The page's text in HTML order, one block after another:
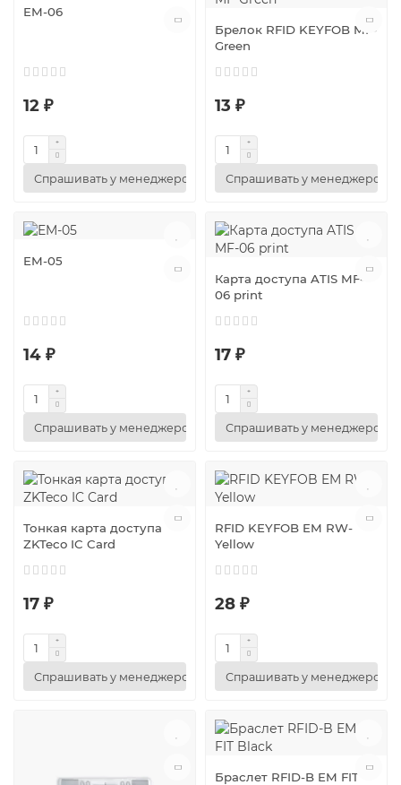
EM-06
12 ₽
Спрашивать у менеджеров
Брелок RFID KEYFOB MF-
Green
13 ₽
Спрашивать у менеджеров
EM-05
14 ₽
Спрашивать у менеджеров
Карта доступа ATIS MF-
06 print
17 ₽
Спрашивать у менеджеров
Тонкая карта доступа
ZKTeco IC Card
17 ₽
Спрашивать у менеджеров
RFID KEYFOB EM RW-
Yellow
28 ₽
Спрашивать у менеджеров
Браслет RFID-B EM FIT